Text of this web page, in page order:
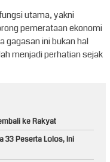
utama, yakni
pemerataan ekonomi
gagasan ini bukan hal
menjadi perhatian sejak
ke Rakyat
33 Peserta Lolos, Ini